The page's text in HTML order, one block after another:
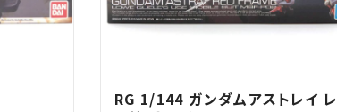
RG 1/144 ガンダムアストレイ レ